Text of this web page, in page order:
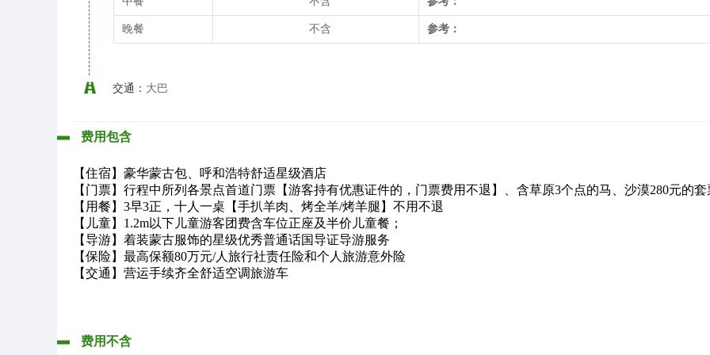
晚餐 不含 参考：
交通： 大巴
费用包含
【住宿】豪华蒙古包、 呼和浩特舒适星级酒店
【门票】行程中所列各景点首道门票【游客持有优惠证件的，门票费用不退】、含草原3个点的马、沙漠280元的套
【用餐】3早3正，十人一桌【手扒羊肉、烤全羊/烤羊腿】不用不退
【儿童】 1.2m以下儿童游客团费含车位正座及半价儿童餐；
【导游】着装蒙古服饰的星级优秀普通话国导证导游服务
【保险】最高保额80万元/人旅行社责任险和个人旅游意外险
【交通】营运手续齐全舒适空调旅游车
费用不含